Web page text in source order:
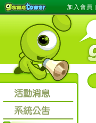
加入會員 |